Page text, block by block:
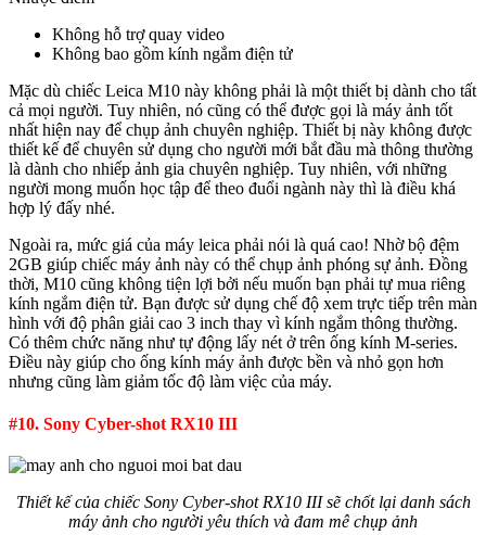
Không hỗ trợ quay video
Không bao gồm kính ngắm điện tử
Mặc dù chiếc Leica M10 này không phải là một thiết bị dành cho tất
cả mọi người. Tuy nhiên, nó cũng có thể được gọi là máy ảnh tốt
nhất hiện nay để chụp ảnh chuyên nghiệp. Thiết bị này không được
thiết kế để chuyên sử dụng cho người mới bắt đầu mà thông thường
là dành cho nhiếp ảnh gia chuyên nghiệp. Tuy nhiên, với những
người mong muốn học tập để theo đuổi ngành này thì là điều khá
hợp lý đấy nhé.
Ngoài ra, mức giá của máy leica phải nói là quá cao! Nhờ bộ đệm
2GB giúp chiếc máy ảnh này có thể chụp ảnh phóng sự ảnh. Đồng
thời, M10 cũng không tiện lợi bởi nếu muốn bạn phải tự mua riêng
kính ngắm điện tử. Bạn được sử dụng chế độ xem trực tiếp trên màn
hình với độ phân giải cao 3 inch thay vì kính ngắm thông thường.
Có thêm chức năng như tự động lấy nét ở trên ống kính M-series.
Điều này giúp cho ống kính máy ảnh được bền và nhỏ gọn hơn
nhưng cũng làm giảm tốc độ làm việc của máy.
#10. Sony Cyber-shot RX10 III
Thiết kế của chiếc Sony Cyber-shot RX10 III sẽ chốt lại danh sách
máy ảnh cho người yêu thích và đam mê chụp ảnh